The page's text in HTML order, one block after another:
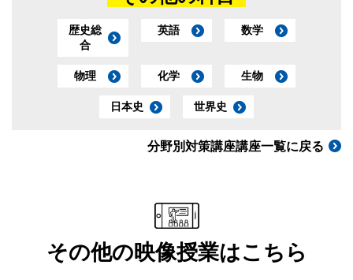
歴史総
合
英語 数学
物理 化学 生物
日本史 世界史
分野別対策講座講座一覧に戻る
その他の映像授業はこちら